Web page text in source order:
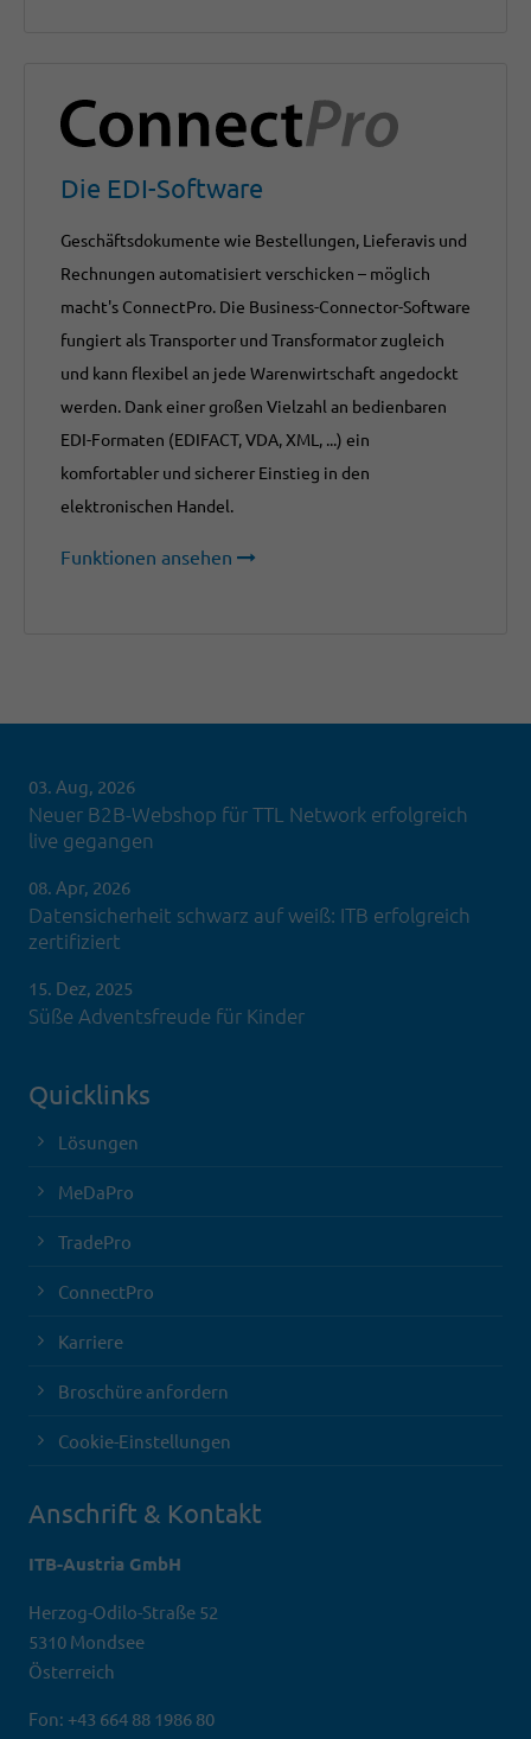
Die EDI-Software
Geschäftsdokumente wie Bestellungen, Lieferavis und
Rechnungen automatisiert verschicken – möglich
macht's ConnectPro. Die Business-Connector-Software
fungiert als Transporter und Transformator zugleich
und kann flexibel an jede Warenwirtschaft angedockt
werden. Dank einer großen Vielzahl an bedienbaren
EDI-Formaten (EDIFACT, VDA, XML, ...) ein
komfortabler und sicherer Einstieg in den
elektronischen Handel.
Funktionen ansehen
03. Aug, 2026
Neuer B2B-Webshop für TTL Network erfolgreich
live gegangen
08. Apr, 2026
Datensicherheit schwarz auf weiß: ITB erfolgreich
zertifiziert
15. Dez, 2025
Süße Adventsfreude für Kinder
Quicklinks
Lösungen
MeDaPro
TradePro
ConnectPro
Karriere
Broschüre anfordern
Cookie-Einstellungen
Anschrift & Kontakt
ITB-Austria GmbH
Herzog-Odilo-Straße 52
5310 Mondsee
Österreich
Fon: +43 664 88 1986 80